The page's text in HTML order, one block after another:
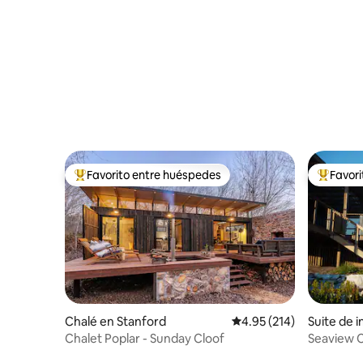
Favorito entre huéspedes preferido
Favorito entre huéspedes
Chalé en Stanford Calificación promedio:
4.95 (214)
Chalet Poplar - Sunday Cloof
Suite de
ai
Seaview